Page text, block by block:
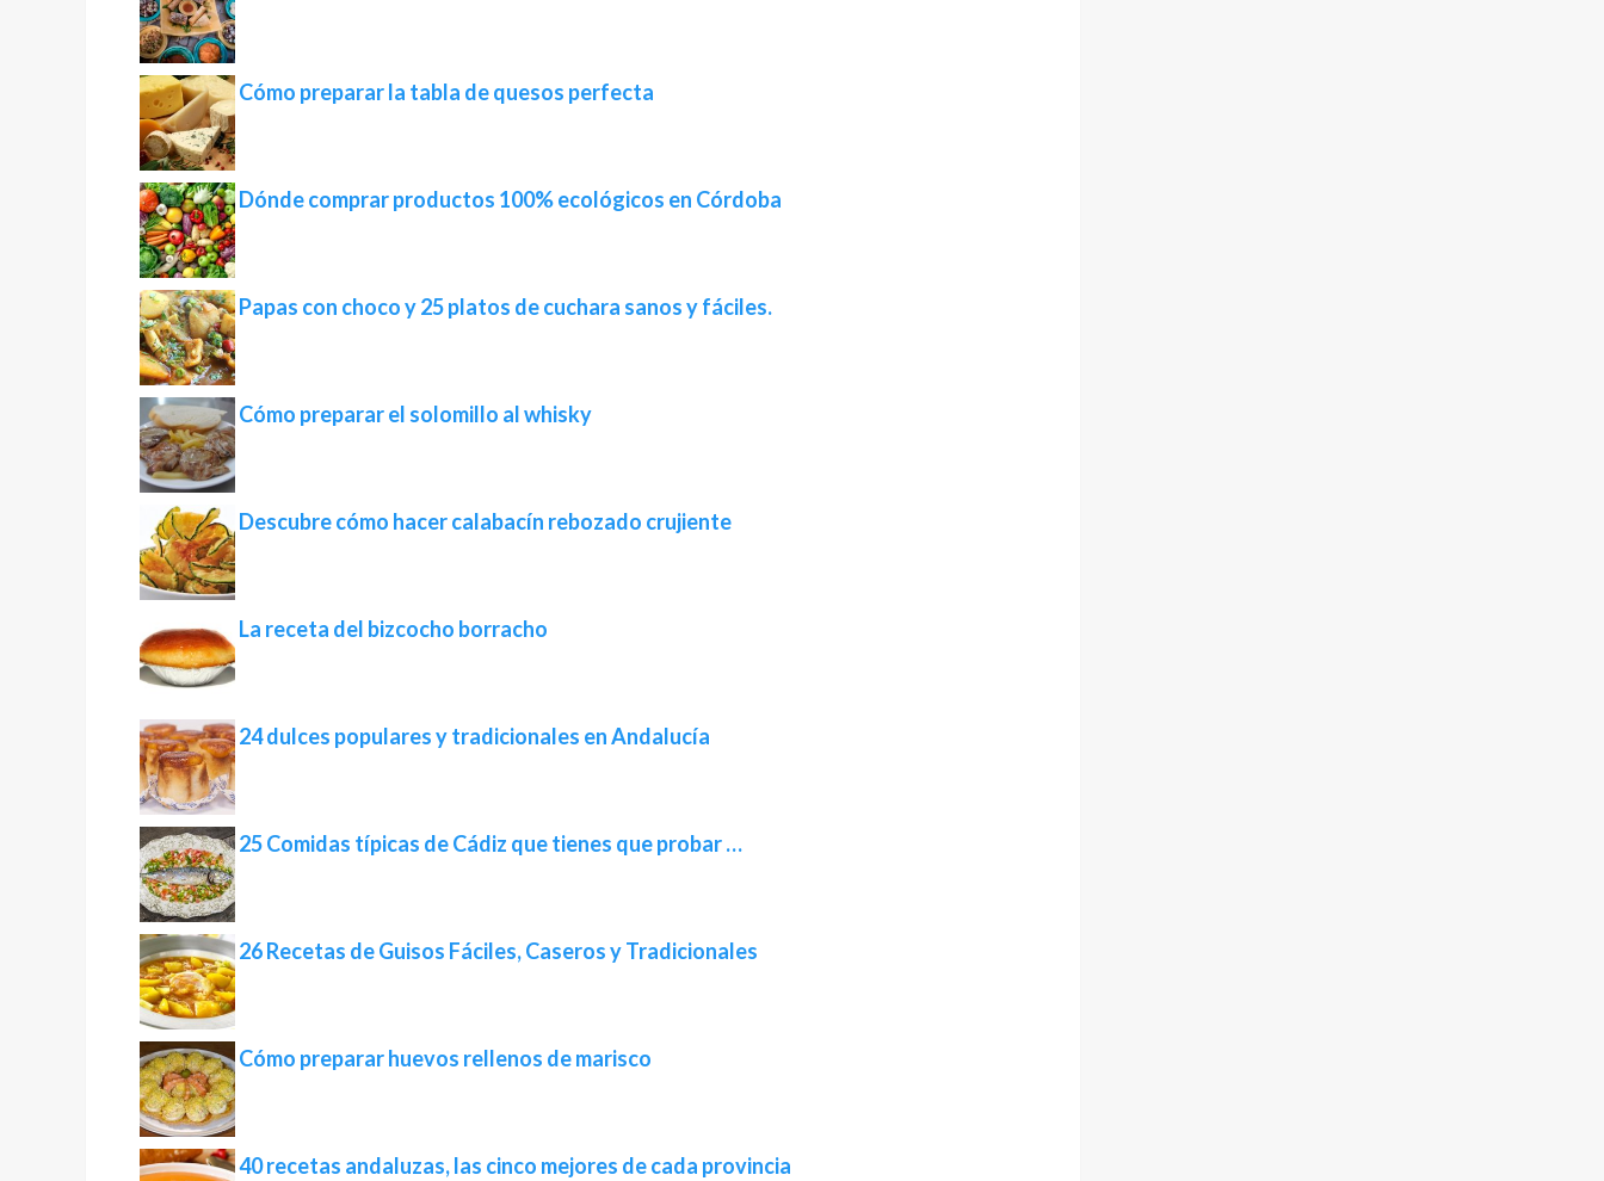
Cómo preparar la tabla de quesos perfecta
Dónde comprar productos 100% ecológicos en Córdoba
Papas con choco y 25 platos de cuchara sanos y fáciles.
Cómo preparar el solomillo al whisky
Descubre cómo hacer calabacín rebozado crujiente
La receta del bizcocho borracho
24 dulces populares y tradicionales en Andalucía
25 Comidas típicas de Cádiz que tienes que probar …
26 Recetas de Guisos Fáciles, Caseros y Tradicionales
Cómo preparar huevos rellenos de marisco
40 recetas andaluzas, las cinco mejores de cada provincia